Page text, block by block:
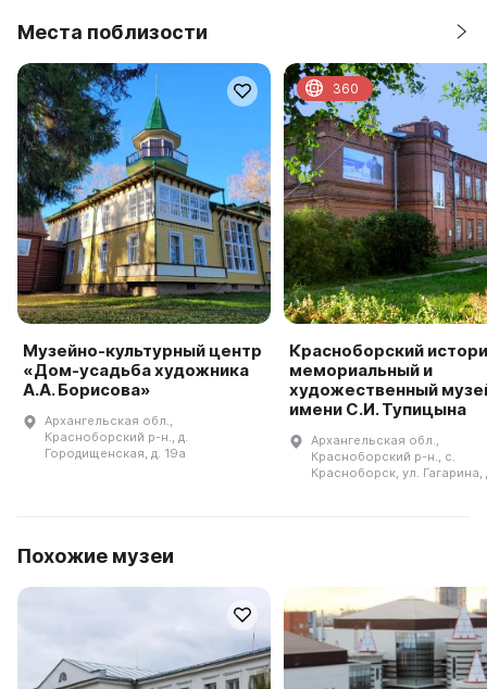
Места поблизости
Музейно-культурный центр
«Дом-усадьба художника
А.А. Борисова»
Архангельская обл.,
Красноборский р-н., д.
Городищенская, д. 19а
Красноборский
мемориальный и
художественный
имени С.И. Тупицына
Архангельская обл.,
Красноборский р-н., с.
Красноборск, ул. Гагарина,
360
Похожие музеи